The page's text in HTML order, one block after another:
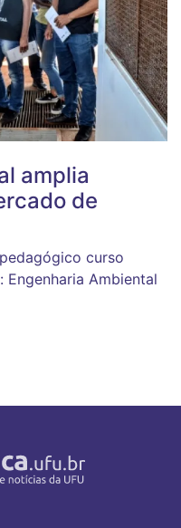
amplia
de
curso
Engenharia Ambiental